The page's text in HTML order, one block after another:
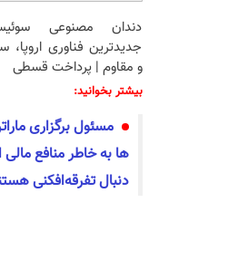
دندان مصنوعی
جدیدترین فناوری اروپا،
و مقاوم | پرداخت قسطی
بیشتر بخوانید:
مسئول برگزاری
ها به خاطر منافع
دنبال تفرقه‌افکنی